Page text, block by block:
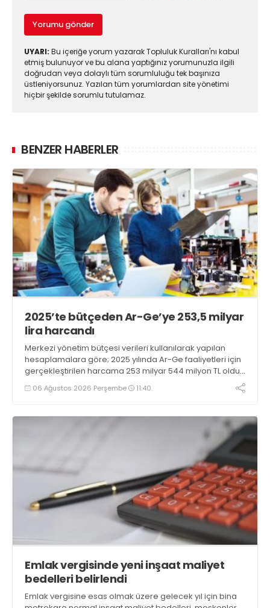
Yorumu gönder
UYARI: Bu içeriğe yorum yazarak Topluluk Kuralları'nı kabul
etmiş bulunuyor ve bu alana yaptığınız yorumunuzla ilgili
doğrudan veya dolaylı tüm sorumluluğu tek başınıza
üstleniyorsunuz. Yazılan tüm yorumlardan site yönetimi
hiçbir şekilde sorumlu tutulamaz.
BENZER HABERLER
2025’te bütçeden Ar-Ge’ye 253,5 milyar
lira harcandı
Merkezi yönetim bütçesi verileri kullanılarak yapılan
hesaplamalara göre; 2025 yılında Ar-Ge faaliyetleri için
gerçekleştirilen harcama 253 milyar 544 milyon TL oldu.
Ar-Ge harcamalarının merkezi yönetim bütçesi
içerisindeki oranı yüzde 1,58 oldu
06 Ağustos 2026 Perşembe 11:40
Emlak vergisinde yeni inşaat maliyet
bedelleri belirlendi
Emlak vergisine esas olmak üzere gelecek yıl için bina